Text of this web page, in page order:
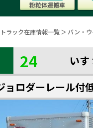
粉粒体運搬車
ラック在庫情報一覧 バン・
24 い
ロダーレール付